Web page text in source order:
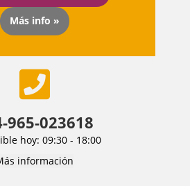
Más info »
965-023618
hoy: 09:30 - 18:00
información